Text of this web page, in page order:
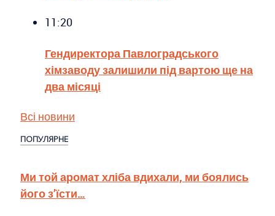
11:20
Гендиректора Павлоградського
хімзаводу залишили під вартою ще на
два місяці
Всі новини
ПОПУЛЯРНЕ
Ми той аромат хліба вдихали, ми боялись
його з’їсти…